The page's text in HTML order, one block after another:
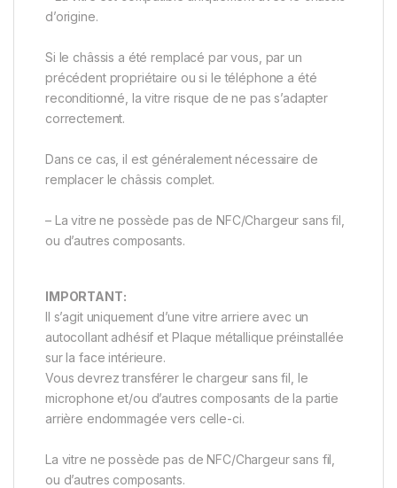
d’origine.
Si le châssis a été remplacé par vous, par un
précédent propriétaire ou si le téléphone a été
reconditionné, la vitre risque de ne pas s’adapter
correctement.
Dans ce cas, il est généralement nécessaire de
remplacer le châssis complet.
– La vitre ne possède pas de NFC/Chargeur sans fil,
ou d’autres composants.
IMPORTANT:
Il s’agit uniquement d’une vitre arriere avec un
autocollant adhésif et Plaque métallique préinstallée
sur la face intérieure.
Vous devrez transférer le chargeur sans fil, le
microphone et/ou d’autres composants de la partie
arrière endommagée vers celle-ci.
La vitre ne possède pas de NFC/Chargeur sans fil,
ou d’autres composants.